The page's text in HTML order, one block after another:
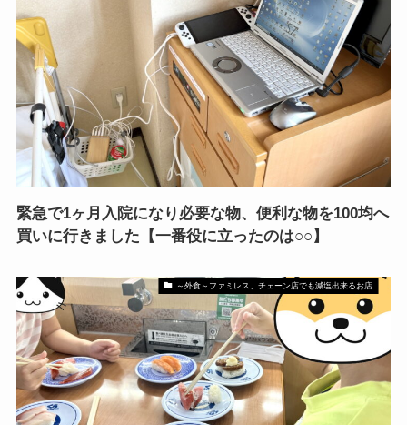
緊急で1ヶ月入院になり必要な物、便利な物を100均へ
買いに行きました【一番役に立ったのは○○】
～外食～ファミレス、チェーン店でも減塩出来るお店